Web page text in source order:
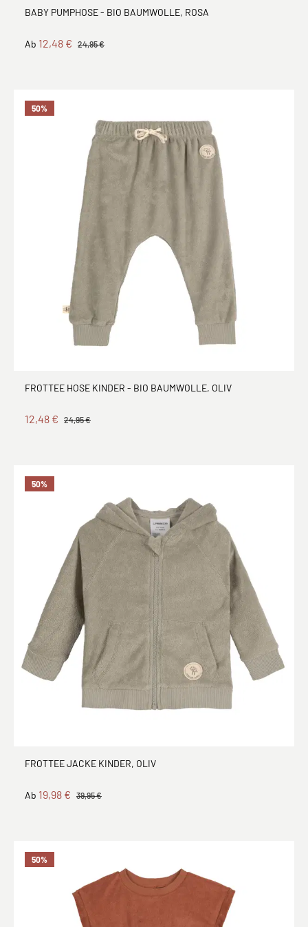
BABY PUMPHOSE - BIO BAUMWOLLE, ROSA
Ab 12,48 € 24,95 €
50%
FROTTEE HOSE KINDER - BIO BAUMWOLLE, OLIV
12,48 € 24,95 €
50%
FROTTEE JACKE KINDER, OLIV
Ab 19,98 € 39,95 €
50%